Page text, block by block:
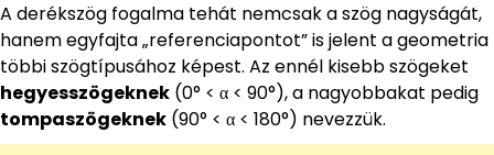
A derékszög fogalma tehát nemcsak a szög nagyságát,
hanem egyfajta „referenciapontot” is jelent a geometria
többi szögtípusához képest. Az ennél kisebb szögeket
hegyesszögeknek (0° < α < 90°), a nagyobbakat pedig
tompaszögeknek (90° < α < 180°) nevezzük.